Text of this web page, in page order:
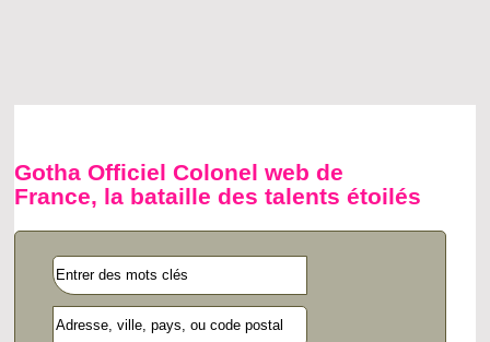
Gotha Officiel Colonel web de
France, la bataille des talents étoilés